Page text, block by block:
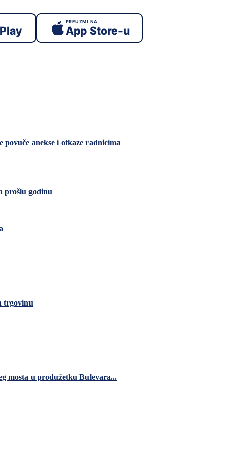
PREUZMI NA
App Store-u
anekse i otkaze radnicima
prošlu godinu
trgovinu
mosta u produžetku Bulevara...